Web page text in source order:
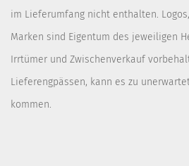
im Lieferumfang nicht enthalten.
Marken sind Eigentum des jeweiligen
Irrtümer und Zwischenverkauf
Lieferengpässen, kann es zu
kommen.